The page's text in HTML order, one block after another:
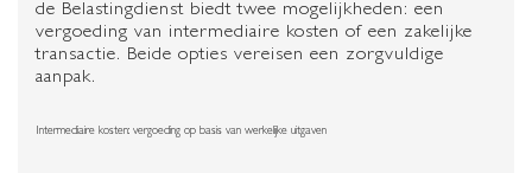
de Belastingdienst biedt twee mogelijkheden: een
vergoeding van intermediaire kosten of een zakelijke
transactie. Beide opties vereisen een zorgvuldige
aanpak.
Intermediaire kosten: vergoeding op basis van werkelijke uitgaven